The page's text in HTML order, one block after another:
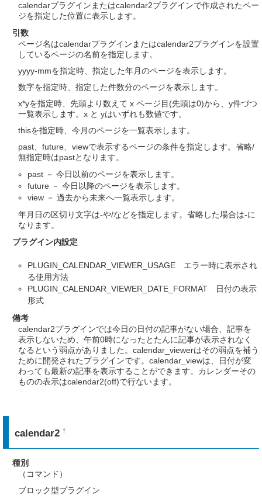
calendarプラグインまたはcalendar2プラグインで作成されたペー
ジを指定した位置に表示します。
引数
ページ名はcalendarプラグインまたはcalendar2プラグインを設置
しているページの名前を指定します。
yyyy-mmを指定時、指定した年月のページを表示します。
数字を指定時、指定した件数分のページを表示します。
x*yを指定時、先頭より数えて x ページ目(先頭は0)から、y件づつ
一覧表示します。x と yはいずれも数値です。
thisを指定時、今月のページを一覧表示します。
past、future、viewで表示するページの条件を指定します。省略/
無指定時はpastとなります。
past － 今日以前のページを表示します。
future － 今日以降のページを表示します。
view － 過去から未来へ一覧表示します。
年月日の区切り文字は-や/などを指定します。省略した場合は-に
なります。
プラグイン内設定
PLUGIN_CALENDAR_VIEWER_USAGE エラー時に表示され
る使用方法
PLUGIN_CALENDAR_VIEWER_DATE_FORMAT 日付の表示
形式
備考
calendar2プラグインでは今日の日付の記事がない場合、記事を
表示しないため、午前0時になったとたんに記事が表示されなく
なるという弱点がありました。calendar_viewerはその弱点を補う
ために開発されたプラグインです。calendar_viewは、日付が変
わっても最新の記事を表示することができます。カレンダーその
ものの表示はcalendar2(off)で行ないます。
calendar2†
種別
（コマンド）
ブロック型プラグイン